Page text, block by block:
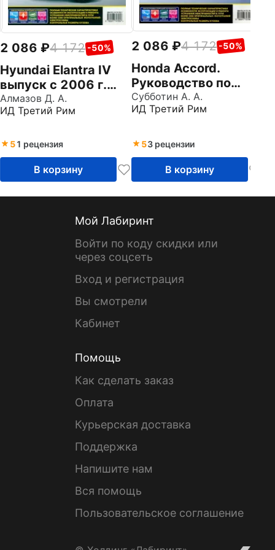
2 086 4 172 -50%
Hyundai Elantra IV
выпуск с 2006 г.
Руководство по
эксплуатации,
обслуживанию и
ремонту
Алмазов Д. А.
ИД Третий Рим
51 рецензия
В корзину
2 086 4 172 -50%
Honda Accord.
Руководство по
эксплуатации,
техническому
ремонту
Субботин А. А.
ИД Третий Рим
53 рецензии
В корзину
Мой Лабиринт
Войти по коду скидки или
через соцсеть
Вход и регистрация
Вы смотрели
Кабинет
Помощь
Как сделать заказ
Оплата
Курьерская доставка
Поддержка
Напишите нам
Вся помощь
Пользовательское соглашение